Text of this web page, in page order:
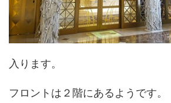
入ります。
フロントは２階にあるようです。